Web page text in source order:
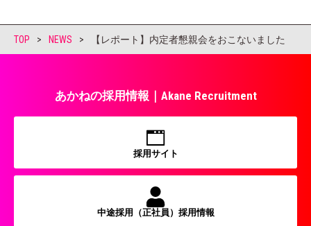
TOP > NEWS > 【レポート】内定者懇親会をおこないました
あかねの採用情報｜Akane Recruitment
採用サイト
中途採用（正社員）採用情報